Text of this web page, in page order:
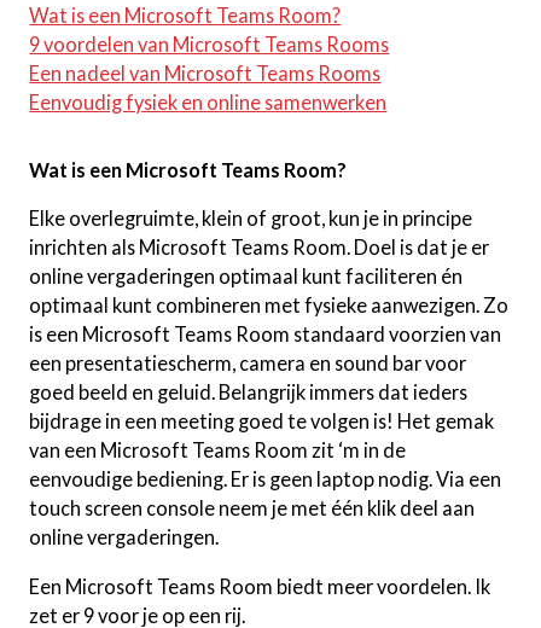
Wat is een Microsoft Teams Room?
9 voordelen van Microsoft Teams Rooms
Een nadeel van Microsoft Teams Rooms
Eenvoudig fysiek en online samenwerken
Wat is een Microsoft Teams Room?
Elke overlegruimte, klein of groot, kun je in principe
inrichten als Microsoft Teams Room. Doel is dat je er
online vergaderingen optimaal kunt faciliteren én
optimaal kunt combineren met fysieke aanwezigen. Zo
is een Microsoft Teams Room standaard voorzien van
een presentatiescherm, camera en sound bar voor
goed beeld en geluid. Belangrijk immers dat ieders
bijdrage in een meeting goed te volgen is! Het gemak
van een Microsoft Teams Room zit ‘m in de
eenvoudige bediening. Er is geen laptop nodig. Via een
touch screen console neem je met één klik deel aan
online vergaderingen.
Een Microsoft Teams Room biedt meer voordelen. Ik
zet er 9 voor je op een rij.